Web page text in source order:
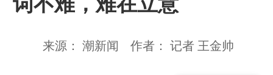
来源： 潮新闻 作者： 记者 王金帅